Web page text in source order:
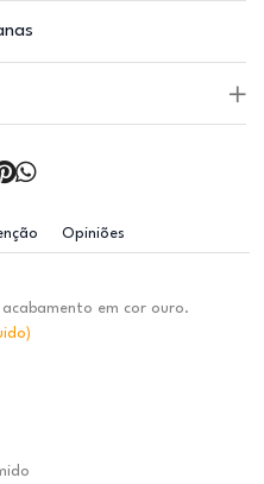
Opiniões
em cor ouro.